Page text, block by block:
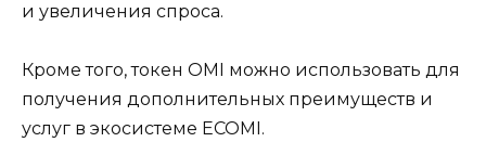
и увеличения спроса.
Кроме того, токен OMI можно использовать для
получения дополнительных преимуществ и
услуг в экосистеме ECOMI.